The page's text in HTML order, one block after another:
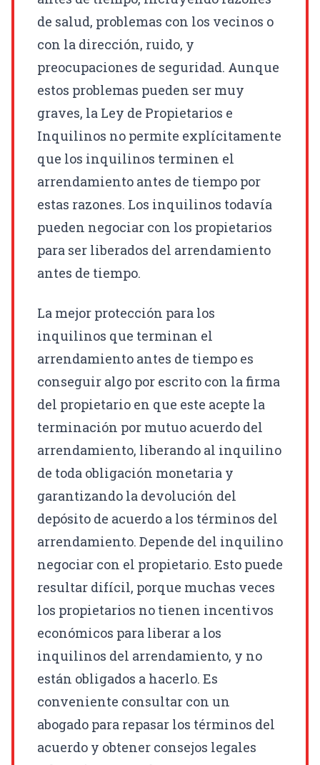
de salud, problemas con los vecinos o
con la dirección, ruido, y
preocupaciones de seguridad. Aunque
estos problemas pueden ser muy
graves, la Ley de Propietarios e
Inquilinos no permite explícitamente
que los inquilinos terminen el
arrendamiento antes de tiempo por
estas razones. Los inquilinos todavía
pueden negociar con los propietarios
para ser liberados del arrendamiento
antes de tiempo.
La mejor protección para los
inquilinos que terminan el
arrendamiento antes de tiempo es
conseguir algo por escrito con la firma
del propietario en que este acepte la
terminación por mutuo acuerdo del
arrendamiento, liberando al inquilino
de toda obligación monetaria y
garantizando la devolución del
depósito de acuerdo a los términos del
arrendamiento. Depende del inquilino
negociar con el propietario. Esto puede
resultar difícil, porque muchas veces
los propietarios no tienen incentivos
económicos para liberar a los
inquilinos del arrendamiento, y no
están obligados a hacerlo. Es
conveniente consultar con un
abogado para repasar los términos del
acuerdo y obtener consejos legales